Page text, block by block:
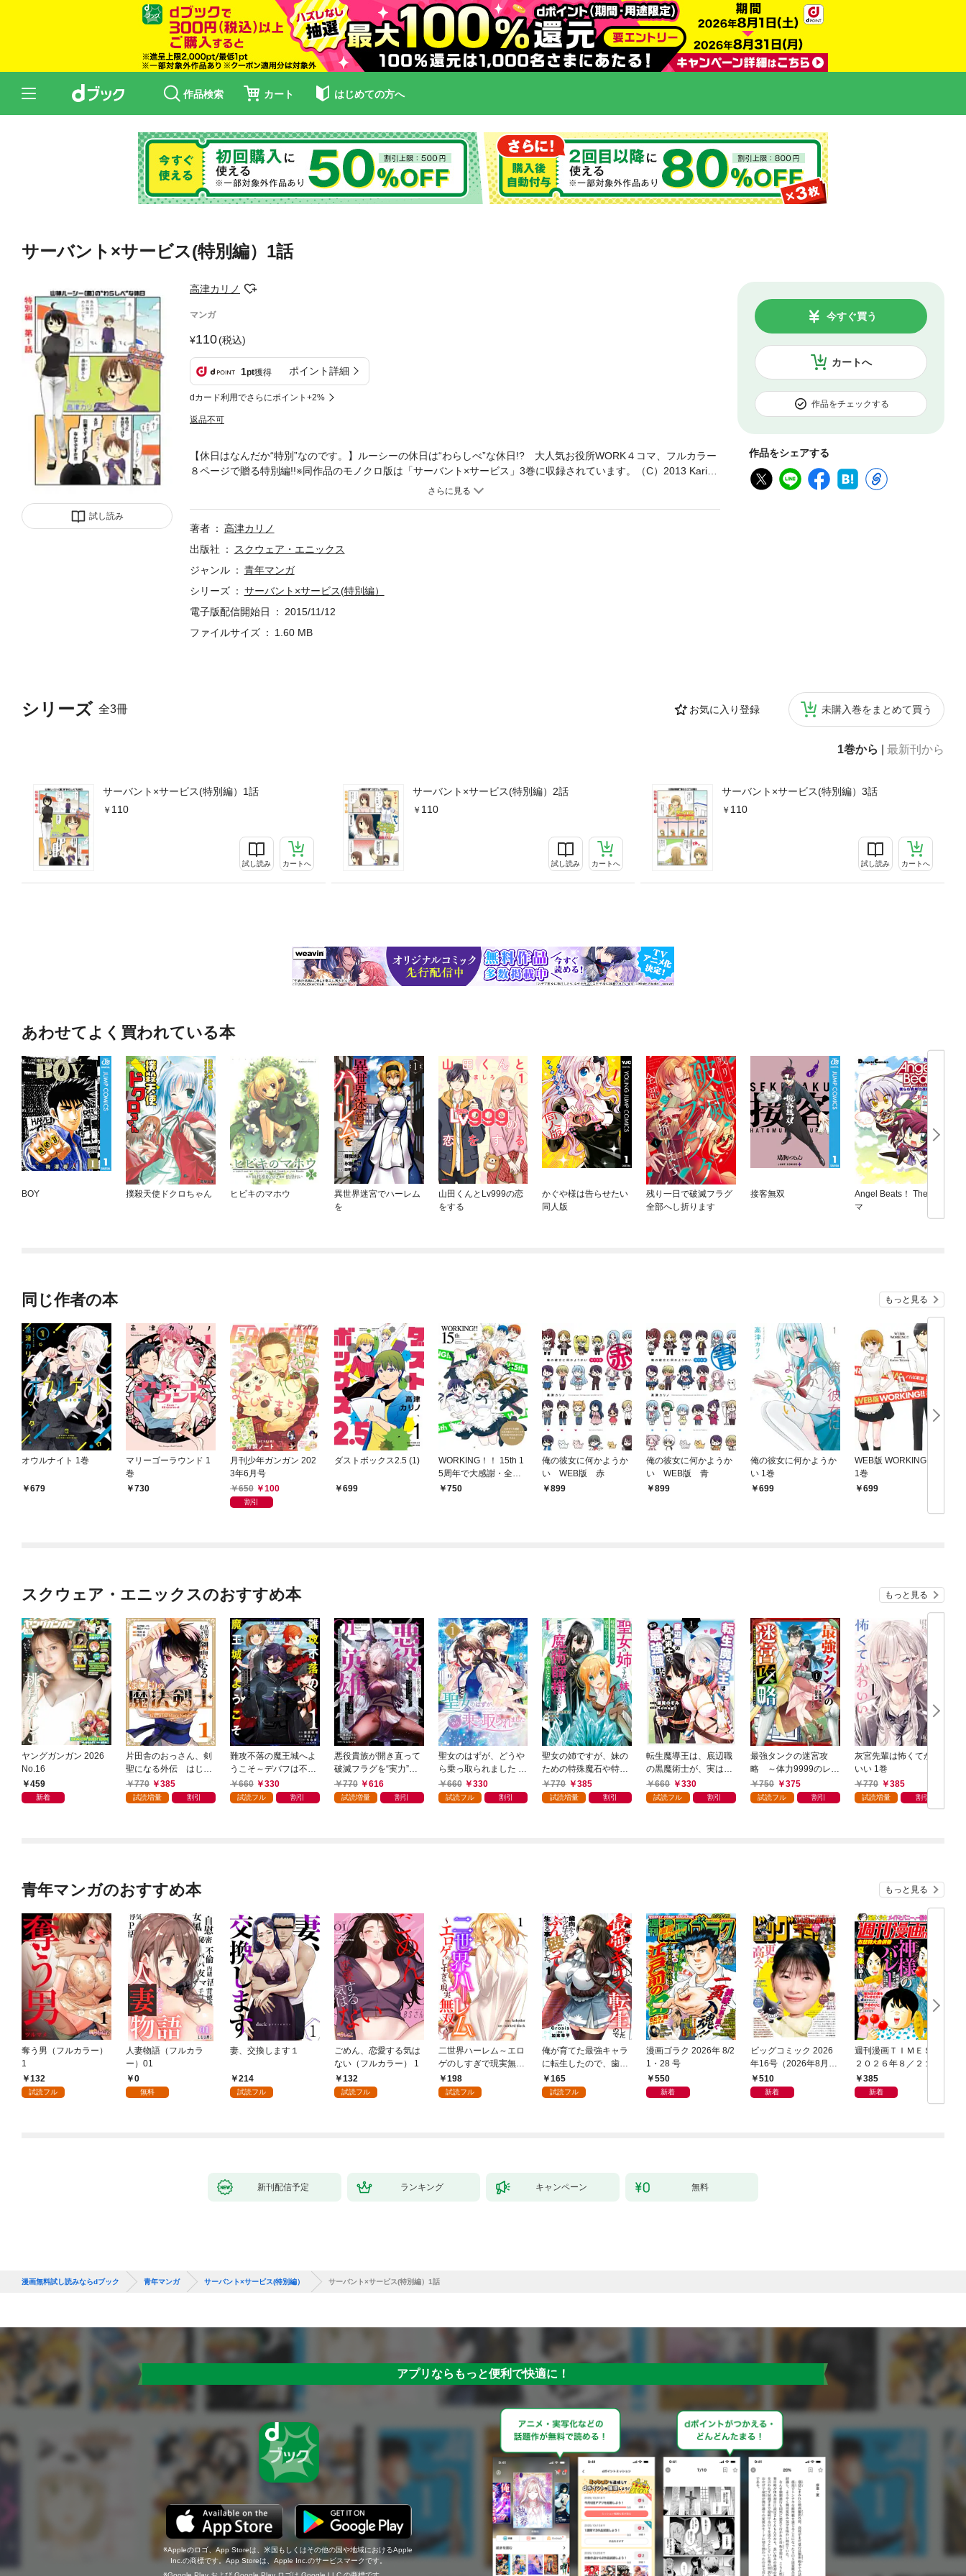
作品検索 カート はじめての方へ
サーバント×サービス(特別編）1話
試し読み
高津カリノ
マンガ
110(税込)
1pt獲得 ポイント詳細
dカード利用でさらにポイント+2%
返品不可
カートへ
今すぐ買う
作品をチェックする
作品をシェアする
シリーズ 全3冊 お気に入り登録 未購入巻をまとめて買う
1巻から 最新刊から
サーバント×サービス(特別編）1話
110
試し読み カートへ
サーバント×サービス(特別編）2話
110
試し読み カートへ
サーバント×サービス(特別編）3話
110
試し読み カートへ
【休日はなんだか“特別”なのです。】ルーシーの休日は“わらしべ”な休日!? 大人気お役所WORK４コマ、フルカラー
８ページで贈る特別編!!※同作品のモノクロ版は「サーバント×サービス」3巻に収録されています。（C）2013 Karino
著者
高津カリノ
出版社
スクウェア・エニックス
ジャンル
青年マンガ
シリーズ
サーバント×サービス(特別編）
電子版配信開始日
2015/11/12
ファイルサイズ
1.60 MB
あわせてよく買われている本
BOY 撲殺天使ドクロちゃん ヒビキのマホウ
異世界迷宮でハーレム
を
山田くんとLv999の恋
をする
かぐや様は告らせたい
同人版
残り一日で破滅フラグ
全部へし折ります
接客無双
Angel Beats！ The 4コ
マ
同じ作者の本 もっと見る
オウルナイト 1巻
679
マリーゴーラウンド 1
巻
730
月刊少年ガンガン 202
3年6月号
650
100
割引
ダストボックス2.5 (1)
699
WORKING！！ 15th 1
5周年で大感謝・全員
大集合スペシャ
750
俺の彼女に何かようか
い WEB版 赤
899
俺の彼女に何かようか
い WEB版 青
899
俺の彼女に何かようか
い 1巻
699
WEB版 WORKING！！
1巻
699
スクウェア・エニックスのおすすめ本 もっと見る
ヤングガンガン 2026
No.16
459
新着
片田舎のおっさん、剣
聖になる外伝 はじま
りの魔法剣士 1巻
770 385
試読増量 割引
難攻不落の魔王城へよ
うこそ～デバフは不要
と勇者パーティーを追
い出された黒魔導士、
660 330
試読フル 割引
悪役貴族が開き直って
破滅フラグを“実力”で
叩き折っていたら、い
つの間にかヒロイン達
770 616
試読増量 割引
聖女のはずが、どうや
ら乗っ取られました 1
巻660 330
試読フル 割引
聖女の姉ですが、妹の
ための特殊魔石や特殊
薬草の採取をやめた
ら、隣国の魔術師様の
770 385
試読増量 割引
転生魔導王は、底辺職
の黒魔術士が、実は最
強職だと知っている 1
巻
660 330
試読フル 割引
最強タンクの迷宮攻
略 ～体力9999のレア
スキル持ちタンク、勇
者パーティーを追放さ
750 375
試読フル 割引
灰宮先輩は怖くてかわ
いい 1巻
770
385
試読増量 割引
青年マンガのおすすめ本 もっと見る
奪う男（フルカラー）
1
132
試読フル
人妻物語（フルカラ
ー）01
0
無料
妻、交換します１
214
試読フル
ごめん、恋愛する気は
ない（フルカラー） 1
132
試読フル
二世界ハーレム～エロ
ゲのしすぎで現実無双
～１198
試読フル
俺が育てた最強キャラ
に転生したので、歯向
かうヤツはすべてぶん
殴って生きる事にしま
165
試読フル
漫画ゴラク 2026年 8/2
1・28 号
550
新着
ビッグコミック 2026
年16号（2026年8月7
日発売）
510
新着
週刊漫画ＴＩＭＥＳ
２０２６年８／２１・
２８合併号
385
新着
新刊配信予定 ランキング キャンペーン 無料
漫画無料試し読みならdブック 青年マンガ サーバント×サービス(特別編） サーバント×サービス(特別編）1話
アプリならもっと便利で快適に！
Appleのロゴ、App Storeは、米国もしくはその他の国や地域におけるApple
Inc.の商標です。App Storeは、Apple Inc.のサービスマークです。